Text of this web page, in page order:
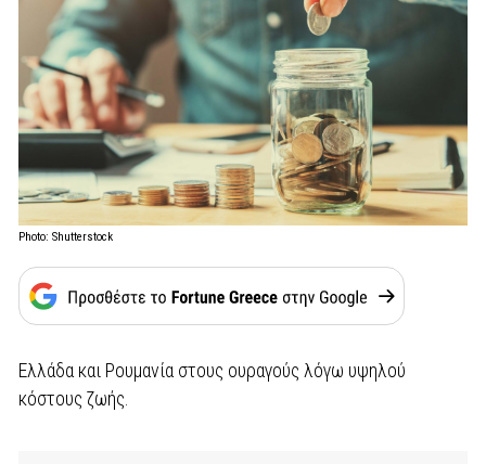
Photo: Shutterstock
Ελλάδα και Ρουμανία στους ουραγούς λόγω υψηλού
κόστους ζωής.